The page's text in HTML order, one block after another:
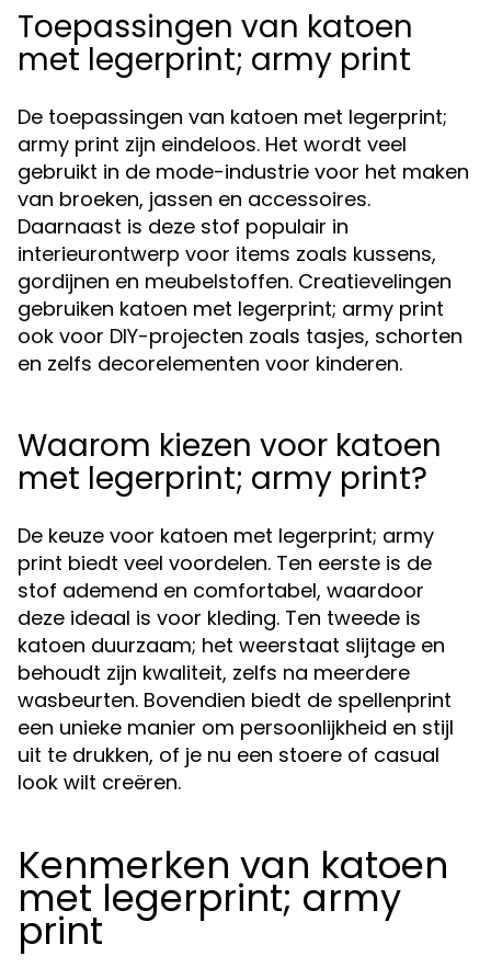
Toepassingen van katoen
met legerprint; army print
De toepassingen van katoen met legerprint;
army print zijn eindeloos. Het wordt veel
gebruikt in de mode-industrie voor het maken
van broeken, jassen en accessoires.
Daarnaast is deze stof populair in
interieurontwerp voor items zoals kussens,
gordijnen en meubelstoffen. Creatievelingen
gebruiken katoen met legerprint; army print
ook voor DIY-projecten zoals tasjes, schorten
en zelfs decorelementen voor kinderen.
Waarom kiezen voor katoen
met legerprint; army print?
De keuze voor katoen met legerprint; army
print biedt veel voordelen. Ten eerste is de
stof ademend en comfortabel, waardoor
deze ideaal is voor kleding. Ten tweede is
katoen duurzaam; het weerstaat slijtage en
behoudt zijn kwaliteit, zelfs na meerdere
wasbeurten. Bovendien biedt de spellenprint
een unieke manier om persoonlijkheid en stijl
uit te drukken, of je nu een stoere of casual
look wilt creëren.
Kenmerken van katoen
met legerprint; army
print